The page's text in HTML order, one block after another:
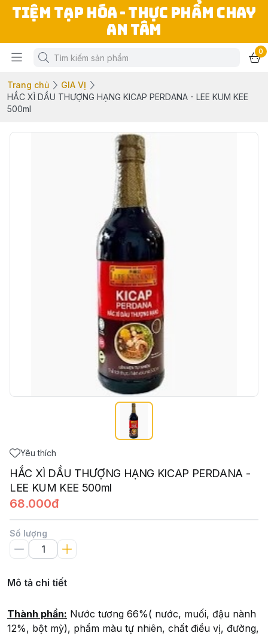
TIỆM TẠP HÓA - THỰC PHẨM CHAY
AN TÂM
0
Trang chủ
GIA VỊ
HẮC XÌ DẦU THƯỢNG HẠNG KICAP PERDANA - LEE KUM KEE
500ml
Yêu thích
HẮC XÌ DẦU THƯỢNG HẠNG KICAP PERDANA -
LEE KUM KEE 500ml
68.000đ
Số lượng
Mô tả chi tiết
Thành phần: Nước tương 66%( nước, muối, đậu nành
12%, bột mỳ), phẩm màu tự nhiên, chất điều vị, đường,